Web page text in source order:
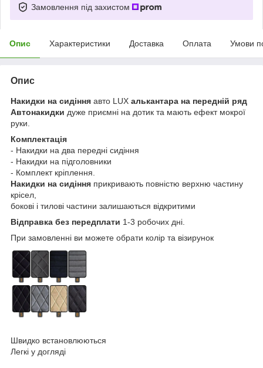
Замовлення під захистом
Опис Характеристики Доставка Оплата Умови
Опис
Накидки на сидіння авто LUX алькантара на передній ряд
Автонакидки дуже приємні на дотик та мають ефект мокрої
руки.
Комплектація
- Накидки на два передні сидіння
- Накидки на підголовники
- Комплект кріплення.
Накидки на сидіння прикривають повністю верхню частину
крісел,
бокові і тилові частини залишаються відкритими
Відправка без передплати 1-3 робочих дні.
При замовленні ви можете обрати колір та візирунок
Швидко встановлюються
Легкі у догляді